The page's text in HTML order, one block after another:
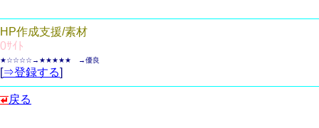
HP作成支援/素材
0ｻｲﾄ
★☆☆☆☆→★★★★★ →優良
[⇒登録する]
戻る